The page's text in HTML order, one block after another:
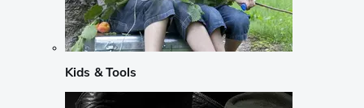
Kids & Tools